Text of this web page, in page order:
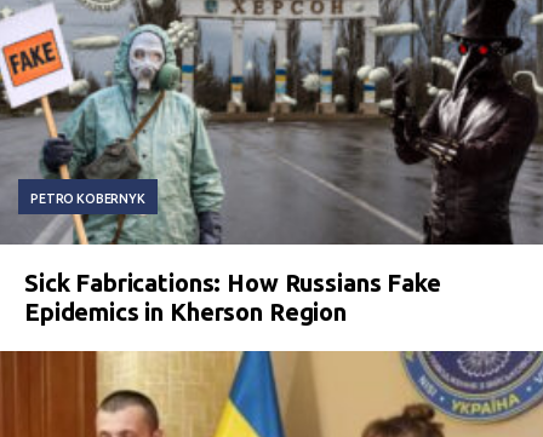
PETRO KOBERNYK
Sick Fabrications: How Russians Fake
Epidemics in Kherson Region